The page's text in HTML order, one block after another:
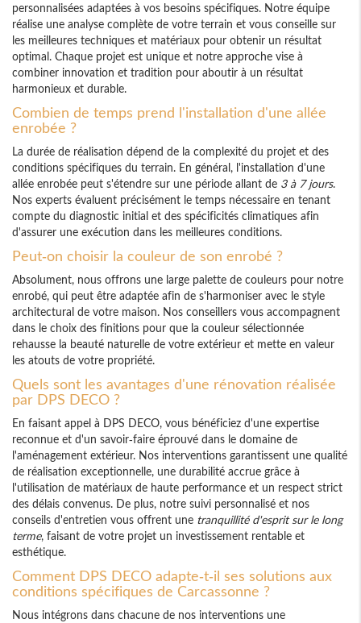
personnalisées adaptées à vos besoins spécifiques. Notre équipe
réalise une analyse complète de votre terrain et vous conseille sur
les meilleures techniques et matériaux pour obtenir un résultat
optimal. Chaque projet est unique et notre approche vise à
combiner innovation et tradition pour aboutir à un résultat
harmonieux et durable.
Combien de temps prend l'installation d'une allée
enrobée ?
La durée de réalisation dépend de la complexité du projet et des
conditions spécifiques du terrain. En général, l'installation d'une
allée enrobée peut s'étendre sur une période allant de 3 à 7 jours.
Nos experts évaluent précisément le temps nécessaire en tenant
compte du diagnostic initial et des spécificités climatiques afin
d'assurer une exécution dans les meilleures conditions.
Peut-on choisir la couleur de son enrobé ?
Absolument, nous offrons une large palette de couleurs pour notre
enrobé, qui peut être adaptée afin de s'harmoniser avec le style
architectural de votre maison. Nos conseillers vous accompagnent
dans le choix des finitions pour que la couleur sélectionnée
rehausse la beauté naturelle de votre extérieur et mette en valeur
les atouts de votre propriété.
Quels sont les avantages d'une rénovation réalisée
par DPS DECO ?
En faisant appel à DPS DECO, vous bénéficiez d'une expertise
reconnue et d'un savoir-faire éprouvé dans le domaine de
l'aménagement extérieur. Nos interventions garantissent une qualité
de réalisation exceptionnelle, une durabilité accrue grâce à
l'utilisation de matériaux de haute performance et un respect strict
des délais convenus. De plus, notre suivi personnalisé et nos
conseils d'entretien vous offrent une tranquillité d'esprit sur le long
terme, faisant de votre projet un investissement rentable et
esthétique.
Comment DPS DECO adapte-t-il ses solutions aux
conditions spécifiques de Carcassonne ?
Nous intégrons dans chacune de nos interventions une